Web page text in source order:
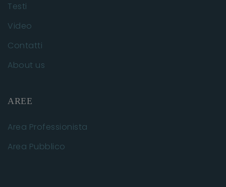
Testi
Video
Contatti
About us
AREE
Area Professionista
Area Pubblico